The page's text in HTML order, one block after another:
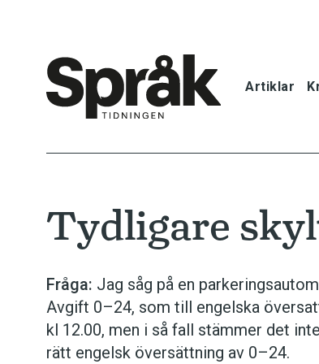
Artiklar
Tydligare
Fråga: Jag såg på en
Avgift 0–24, som till engelska
kl 12.00, men i så fall stämmer det
rätt engelsk översättning av 0–24.